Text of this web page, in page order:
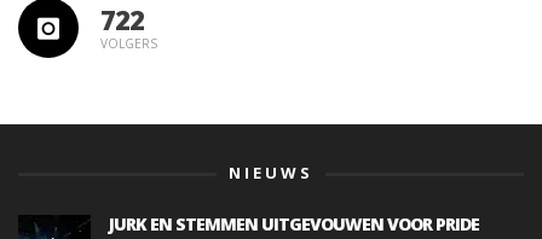
722
VOLGERS
NIEUWS
JURK EN STEMMEN UITGEVOUWEN VOOR PRIDE